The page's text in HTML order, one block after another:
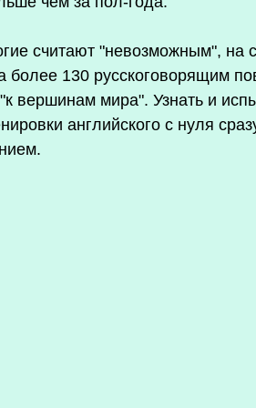
считают "невозможным", на
130 русскоговорящим
вершинам мира". Узнать и
английского с нуля